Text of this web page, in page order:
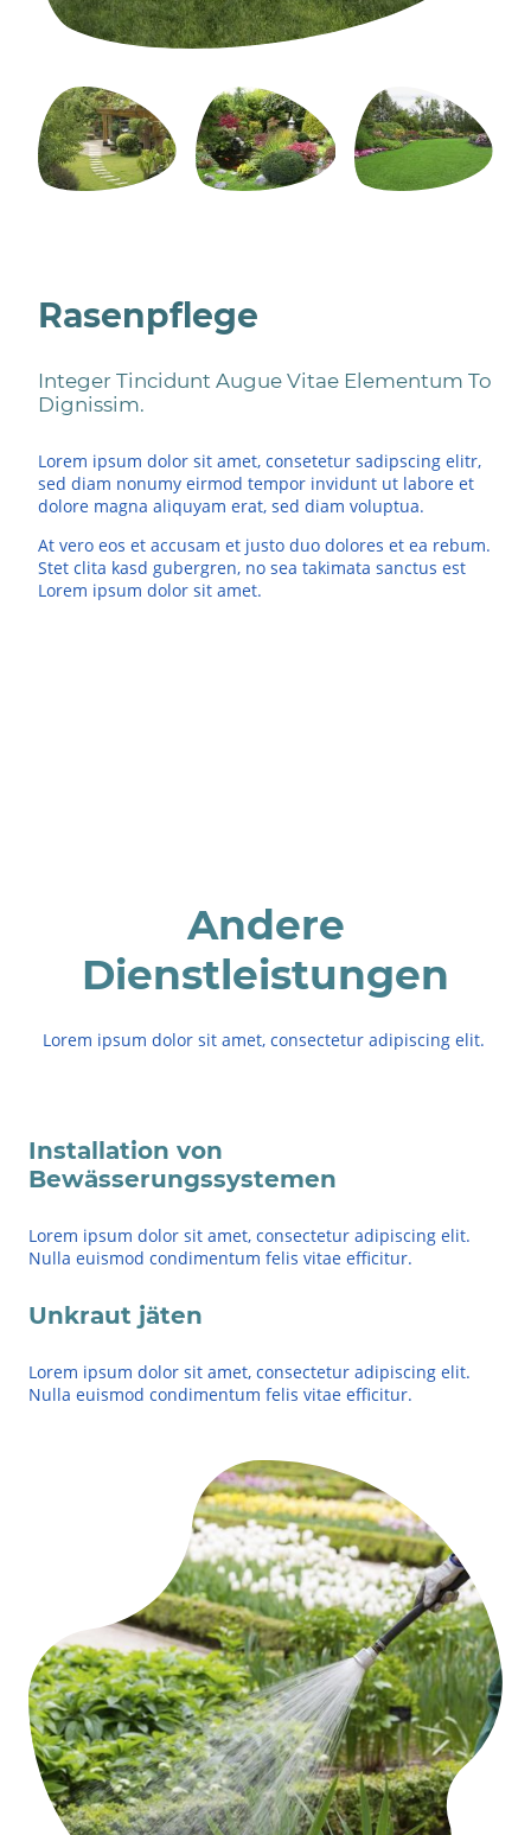
Rasenpflege
Integer Tincidunt Augue Vitae Elementum To
Dignissim.
Lorem ipsum dolor sit amet, consetetur sadipscing elitr,
sed diam nonumy eirmod tempor invidunt ut labore et
dolore magna aliquyam erat, sed diam voluptua.
At vero eos et accusam et justo duo dolores et ea rebum.
Stet clita kasd gubergren, no sea takimata sanctus est
Lorem ipsum dolor sit amet.
Andere
Dienstleistungen
Lorem ipsum dolor sit amet, consectetur adipiscing elit.
Installation von
Bewässerungssystemen
Lorem ipsum dolor sit amet, consectetur adipiscing elit.
Nulla euismod condimentum felis vitae efficitur.
Unkraut jäten
Lorem ipsum dolor sit amet, consectetur adipiscing elit.
Nulla euismod condimentum felis vitae efficitur.